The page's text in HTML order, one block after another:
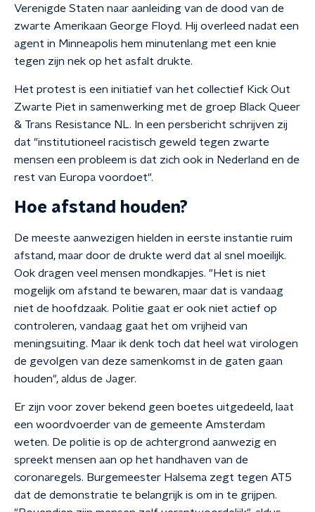
Verenigde Staten naar aanleiding van de dood van de
zwarte Amerikaan George Floyd. Hij overleed nadat een
agent in Minneapolis hem minutenlang met een knie
tegen zijn nek op het asfalt drukte.
Het protest is een initiatief van het collectief Kick Out
Zwarte Piet in samenwerking met de groep Black Queer
& Trans Resistance NL. In een persbericht schrijven zij
dat "institutioneel racistisch geweld tegen zwarte
mensen een probleem is dat zich ook in Nederland en de
rest van Europa voordoet".
Hoe afstand houden?
De meeste aanwezigen hielden in eerste instantie ruim
afstand, maar door de drukte werd dat al snel moeilijk.
Ook dragen veel mensen mondkapjes. "Het is niet
mogelijk om afstand te bewaren, maar dat is vandaag
niet de hoofdzaak. Politie gaat er ook niet actief op
controleren, vandaag gaat het om vrijheid van
meningsuiting. Maar ik denk toch dat heel wat virologen
de gevolgen van deze samenkomst in de gaten gaan
houden", aldus de Jager.
Er zijn voor zover bekend geen boetes uitgedeeld, laat
een woordvoerder van de gemeente Amsterdam
weten. De politie is op de achtergrond aanwezig en
spreekt mensen aan op het handhaven van de
coronaregels. Burgemeester Halsema zegt tegen AT5
dat de demonstratie te belangrijk is om in te grijpen.